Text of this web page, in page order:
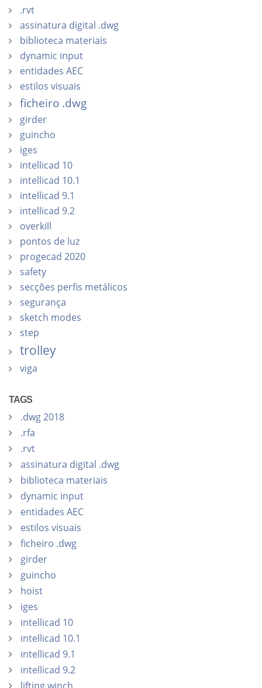
.rvt
assinatura digital .dwg
biblioteca materiais
dynamic input
entidades AEC
estilos visuais
ficheiro .dwg
girder
guincho
iges
intellicad 10
intellicad 10.1
intellicad 9.1
intellicad 9.2
overkill
pontos de luz
progecad 2020
safety
secções perfis metálicos
segurança
sketch modes
step
trolley
viga
TAGS
.dwg 2018
.rfa
.rvt
assinatura digital .dwg
biblioteca materiais
dynamic input
entidades AEC
estilos visuais
ficheiro .dwg
girder
guincho
hoist
iges
intellicad 10
intellicad 10.1
intellicad 9.1
intellicad 9.2